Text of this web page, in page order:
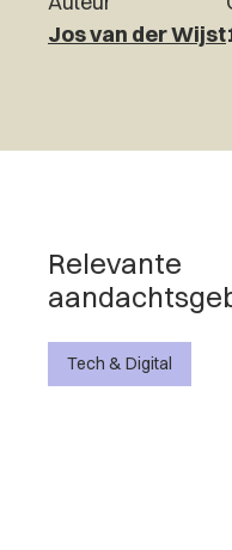
Jos van der Wijst
Relevante
Tech & Digital